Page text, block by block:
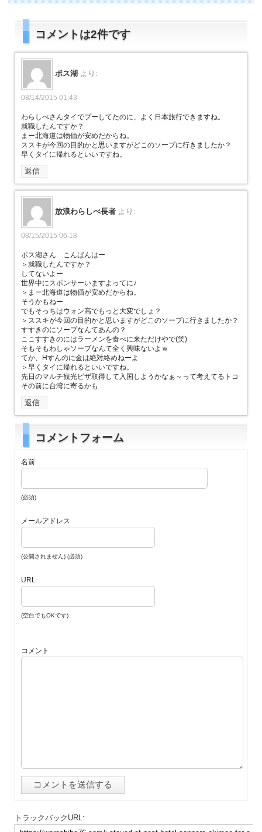
コメントは2件です
ポス湖 より:
08/14/2015 01:43
わらしべさんタイでプーしてたのに、よく日本旅行できますね。
就職したんですか？
まー北海道は物価が安めだからね。
ススキが今回の目的かと思いますがどこのソープに行きましたか？
早くタイに帰れるといいですね。
返信
放浪わらしべ長者 より:
08/15/2015 06:18
ポス湖さん こんばんはー
＞就職したんですか？
してないよー
世界中にスポンサーいますよってに♪
＞まー北海道は物価が安めだからね。
そうかもねー
でもそっちはウォン高でもっと大変でしょ？
＞ススキが今回の目的かと思いますがどこのソープに行きましたか？
すすきのにソープなんてあんの？
ここすすきのにはラーメンを食べに来ただけやで(笑)
そもそもわしゃソープなんて全く興味ないよｗ
てか、Hすんのに金は絶対絡めねーよ
＞早くタイに帰れるといいですね。
先日のマルチ観光ビザ取得して入国しようかなぁ～って考えてるトコ
その前に台湾に寄るかも
返信
コメントフォーム
名前
(必須)
メールアドレス
(公開されません) (必須)
URL
(空白でもOKです)
コメント
トラックバックURL: